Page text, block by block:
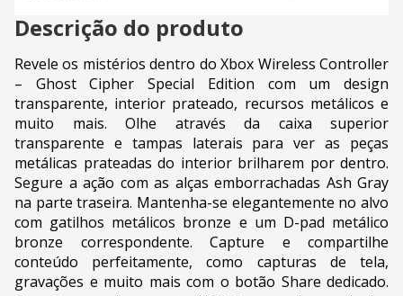
Descrição do produto
Revele os mistérios dentro do Xbox Wireless Controller
– Ghost Cipher Special Edition com um design
transparente, interior prateado, recursos metálicos e
muito mais. Olhe através da caixa superior
transparente e tampas laterais para ver as peças
metálicas prateadas do interior brilharem por dentro.
Segure a ação com as alças emborrachadas Ash Gray
na parte traseira. Mantenha-se elegantemente no alvo
com gatilhos metálicos bronze e um D-pad metálico
bronze correspondente. Capture e compartilhe
conteúdo perfeitamente, como capturas de tela,
gravações e muito mais com o botão Share dedicado.